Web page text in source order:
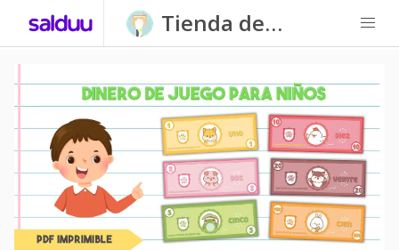
Tienda de
Carpatitas
Homeschool